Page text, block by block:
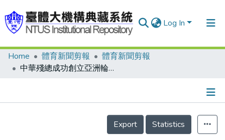
Log In
Communities & Collections
Home 體育新聞剪報
體育新聞剪報
中華殘總成功創立亞洲輪總 連連突破大陸三道關卡 我與中東友邦協力創立亞洲輪椅運動總會 賴復寰出任第一任會長 首屆賽會將於2002年在台灣舉行
Details
Export
Statistics